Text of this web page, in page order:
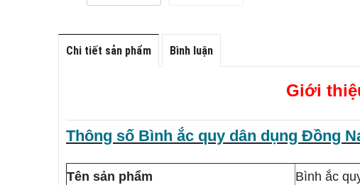
Chi tiết sản phẩm Bình luận
Giới
Thông số Bình ắc quy dân dụng Đồng
Tên sản phẩm Bình ắc